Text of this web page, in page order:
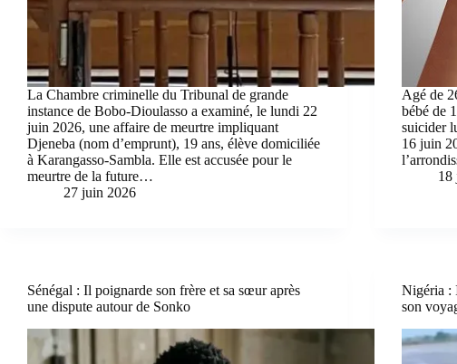
La Chambre criminelle du Tribunal de grande
instance de Bobo-Dioulasso a examiné, le lundi 22
juin 2026, une affaire de meurtre impliquant
Djeneba (nom d’emprunt), 19 ans, élève domiciliée
à Karangasso-Sambla. Elle est accusée pour le
meurtre de la future…
27 juin 2026
Agé de
bébé de
suicider
16 juin
18
Sénégal : Il poignarde son frère et sa sœur après
une dispute autour de Sonko
Nigéria :
son